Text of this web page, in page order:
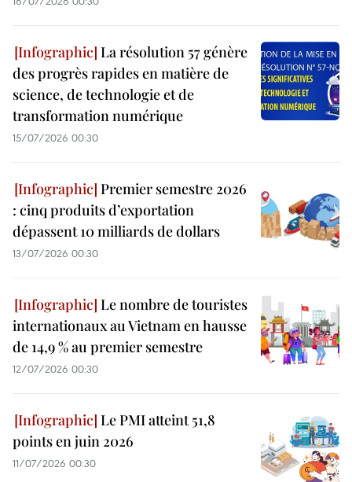
La résolution 57 génère
des progrès rapides en matière de
science, de technologie et de
transformation numérique
15/07/2026 00:30
Premier semestre 2026
: cinq produits d’exportation
dépassent 10 milliards de dollars
13/07/2026 00:30
Le nombre de touristes
internationaux au Vietnam en hausse
de 14,9 % au premier semestre
12/07/2026 00:30
Le PMI atteint 51,8
points en juin 2026
11/07/2026 00:30